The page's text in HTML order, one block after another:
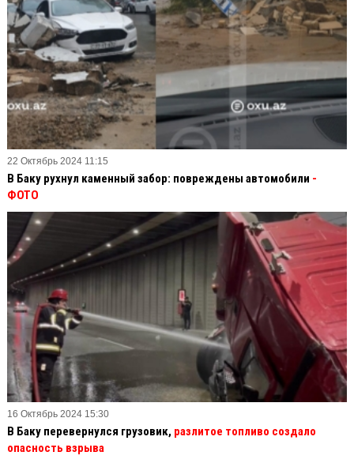
22 Октябрь 2024 11:15
В Баку рухнул каменный забор: повреждены автомобили -
ФОТО
16 Октябрь 2024 15:30
В Баку перевернулся грузовик, разлитое топливо создало
опасность взрыва